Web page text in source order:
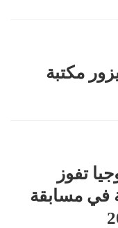
مكتبة
تفوز
في مسابقة